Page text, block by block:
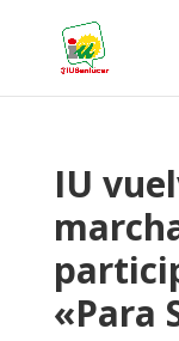
IU
«Para